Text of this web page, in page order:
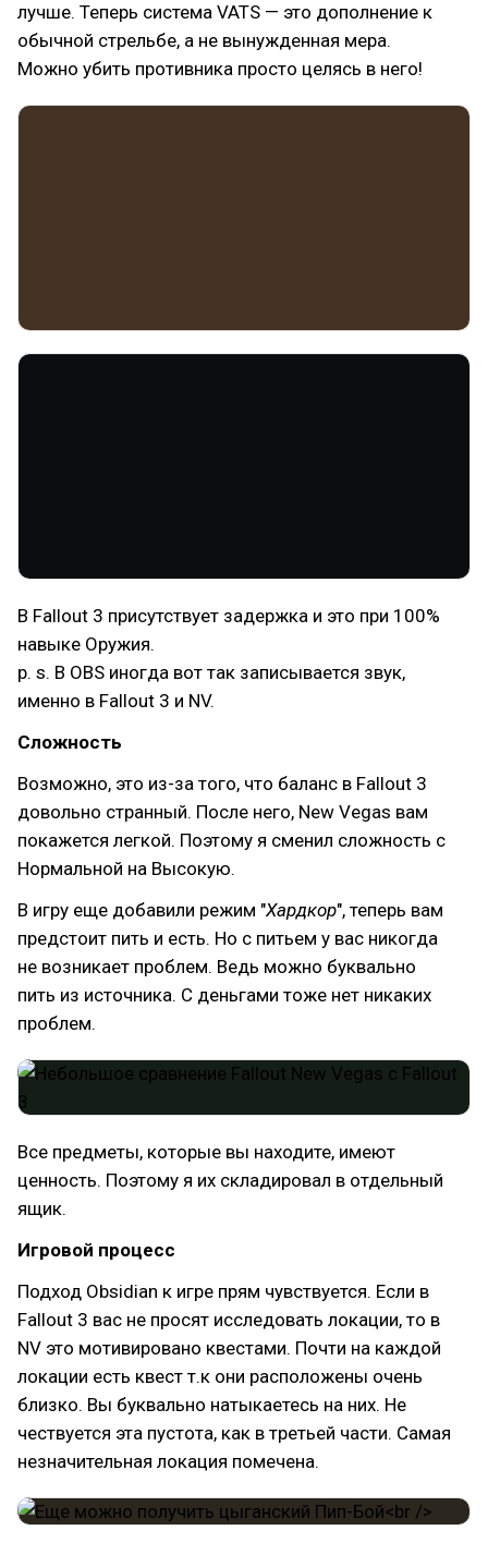
лучше. Теперь система VATS — это дополнение к
обычной стрельбе, а не вынужденная мера.
Можно убить противника просто целясь в него!
В Fallout 3 присутствует задержка и это при 100%
навыке Оружия.
p. s. В OBS иногда вот так записывается звук,
именно в Fallout 3 и NV.
Сложность
Возможно, это из-за того, что баланс в Fallout 3
довольно странный. После него, New Vegas вам
покажется легкой. Поэтому я сменил сложность с
Нормальной на Высокую.
В игру еще добавили режим "Хардкор", теперь вам
предстоит пить и есть. Но с питьем у вас никогда
не возникает проблем. Ведь можно буквально
пить из источника. С деньгами тоже нет никаких
проблем.
Все предметы, которые вы находите, имеют
ценность. Поэтому я их складировал в отдельный
ящик.
Игровой процесс
Подход Obsidian к игре прям чувствуется. Если в
Fallout 3 вас не просят исследовать локации, то в
NV это мотивировано квестами. Почти на каждой
локации есть квест т.к они расположены очень
близко. Вы буквально натыкаетесь на них. Не
чествуется эта пустота, как в третьей части. Самая
незначительная локация помечена.